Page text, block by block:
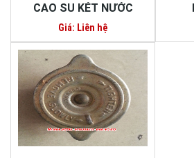
CAO SU KÉT NƯỚC
Giá: Liên hệ